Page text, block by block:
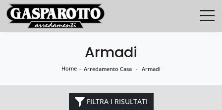
Armadi
Home - Arredamento Casa - Armadi
FILTRA I RISULTATI